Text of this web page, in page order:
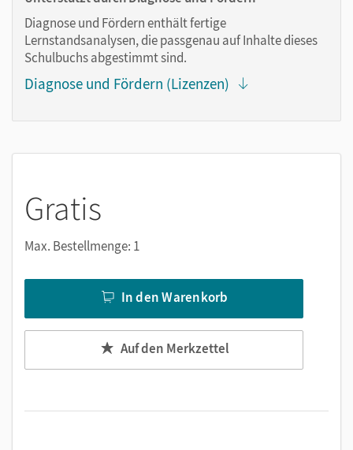
Lesezeichen hinzufügen
Suchen im Text
Diagnose und Fördern enthält fertige
Lernstandsanalysen, die passgenau auf Inhalte dieses
Schulbuchs abgestimmt sind.
Diagnose und Fördern (Lizenzen)
Gratis
Max. Bestellmenge: 1
In den Warenkorb
Auf den Merkzettel